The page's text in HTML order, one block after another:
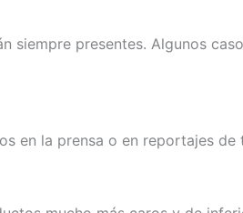
siempre presentes. Algunos
en la prensa o en reportajes